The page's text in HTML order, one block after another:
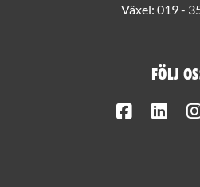
Växel: 019 -
Följ